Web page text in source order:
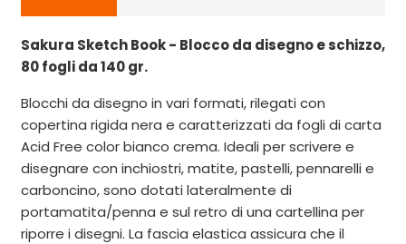
Sakura Sketch Book - Blocco da disegno e schizzo,
80 fogli da 140 gr.
Blocchi da disegno in vari formati, rilegati con
copertina rigida nera e caratterizzati da fogli di carta
Acid Free color bianco crema. Ideali per scrivere e
disegnare con inchiostri, matite, pastelli, pennarelli e
carboncino, sono dotati lateralmente di
portamatita/penna e sul retro di una cartellina per
riporre i disegni. La fascia elastica assicura che il